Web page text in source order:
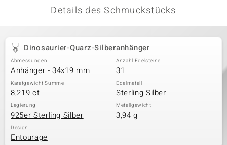
Details des Schmuckstücks
Dinosaurier-Quarz-Silberanhänger
Abmessungen
Anhänger - 34x19 mm
Anzahl Edelsteine
31
Karatgewicht Summe
8,219 ct
Edelmetall
Sterling Silber
Legierung
925er Sterling Silber
Metallgewicht
3,94 g
Design
Entourage